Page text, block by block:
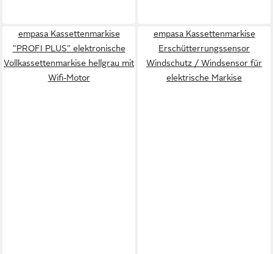
empasa Kassettenmarkise
"PROFI PLUS" elektronische
Vollkassettenmarkise hellgrau mit
Wifi-Motor
empasa Kassettenmarkise
Erschütterrungssensor
Windschutz / Windsensor für
elektrische Markise